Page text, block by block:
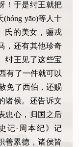
！于是纣王就把
yāo)等人十
氏的美女，骊戎
，还有其他珍奇
纣王见了这些宝
有了一件就可以
免了西伯，还赐
诸侯。还告诉文
忠心，归国之后
记·周本纪》记
善累德，诸侯皆